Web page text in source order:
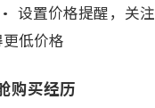
设置价格提醒，关
低价格
购买经历